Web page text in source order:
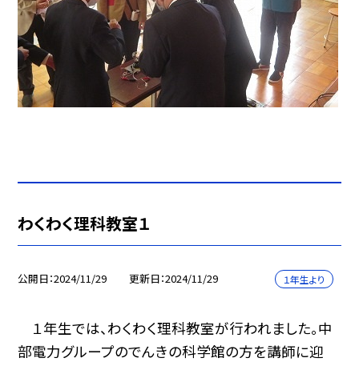
わくわく理科教室１
公開日 2024/11/29 更新日 2024/11/29 １年生より
１年生では、わくわく理科教室が行われました。中
部電力グループのでんきの科学館の方を講師に迎